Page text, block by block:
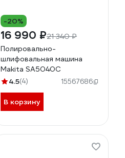
-20%
16 990 ₽21 340 ₽
Полировально-
шлифовальная машина
Makita SA5040C
4.5(4) 15567686
В корзину